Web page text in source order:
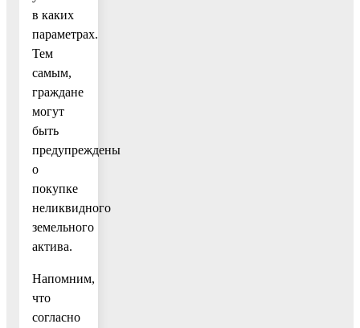
в каких
параметрах.
Тем
самым,
граждане
могут
быть
предупреждены
о
покупке
неликвидного
земельного
актива.
Напомним,
что
согласно